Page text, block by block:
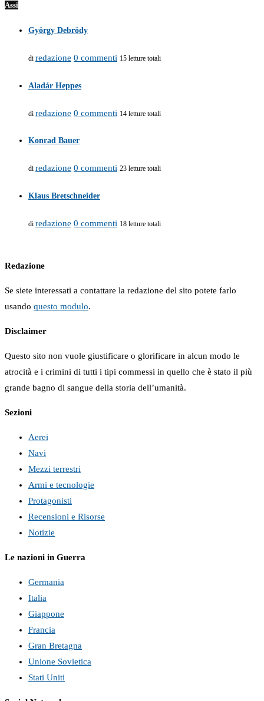
Assi
György Debrödy
di redazione 0 commenti 15 letture totali
Aladár Heppes
di redazione 0 commenti 14 letture totali
Konrad Bauer
di redazione 0 commenti 23 letture totali
Klaus Bretschneider
di redazione 0 commenti 18 letture totali
Redazione
Se siete interessati a contattare la redazione del sito potete farlo
usando questo modulo.
Disclaimer
Questo sito non vuole giustificare o glorificare in alcun modo le
atrocità e i crimini di tutti i tipi commessi in quello che è stato il più
grande bagno di sangue della storia dell’umanità.
Sezioni
Aerei
Navi
Mezzi terrestri
Armi e tecnologie
Protagonisti
Recensioni e Risorse
Notizie
Le nazioni in Guerra
Germania
Italia
Giappone
Francia
Gran Bretagna
Unione Sovietica
Stati Uniti